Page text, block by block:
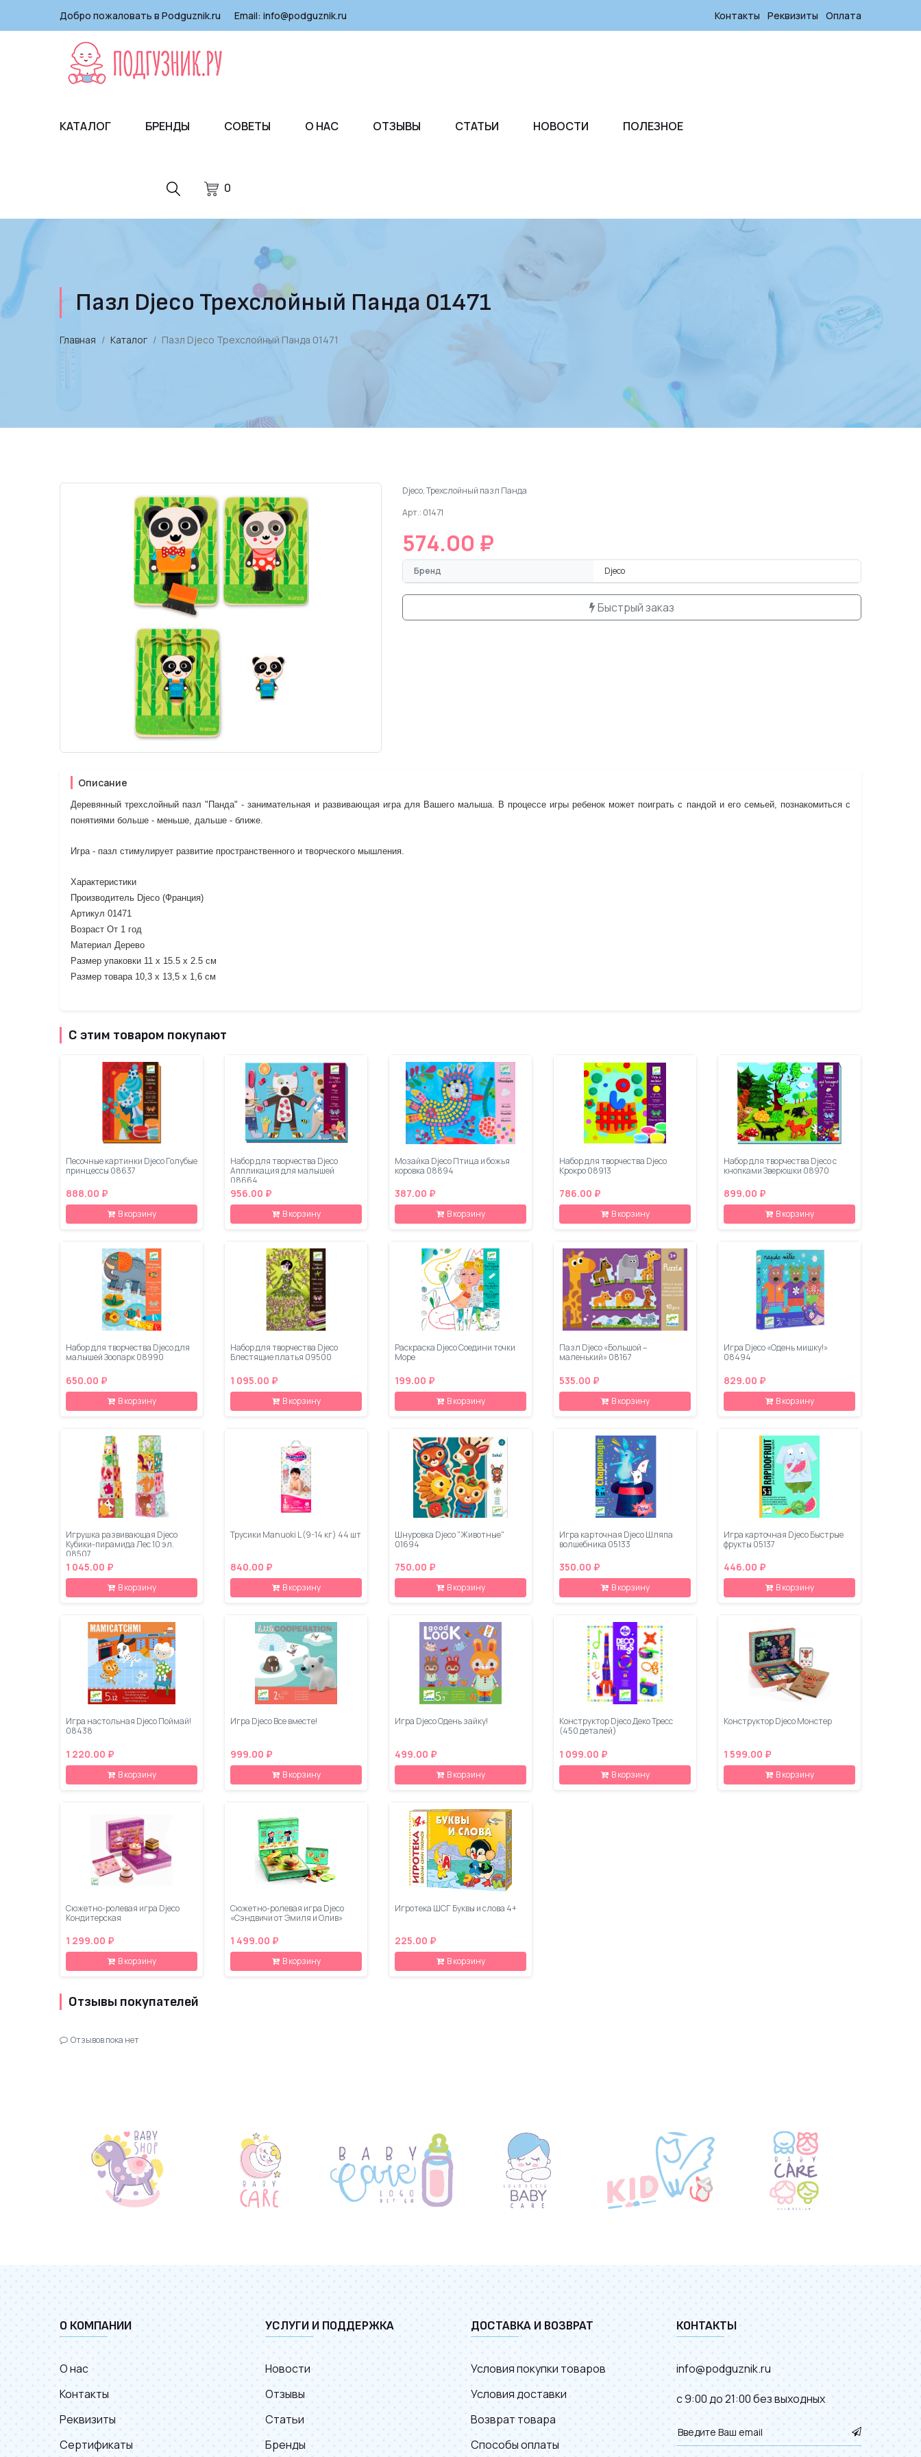
Добро пожаловать в Podguznik.ru Email: info@podguznik.ru Контакты Реквизиты Оплата
0
КАТАЛОГ БРЕНДЫ СОВЕТЫ О НАС ОТЗЫВЫ СТАТЬИ НОВОСТИ ПОЛЕЗНОЕ
Пазл Djeco Трехслойный Панда 01471
Главная Каталог Пазл Djeco Трехслойный Панда 01471
Djeco, Трехслойный пазл Панда
Арт.: 01471
574.00 ₽
Бренд Djeco
Быстрый заказ
Описание
Деревянный трехслойный пазл "Панда" - занимательная и развивающая игра для Вашего малыша. В процессе игры ребенок может поиграть с пандой и его семьей, познакомиться с
понятиями больше - меньше, дальше - ближе.
Игра - пазл стимулирует развитие пространственного и творческого мышления.
Характеристики
Производитель Djeco (Франция)
Артикул 01471
Возраст От 1 год
Материал Дерево
Размер упаковки 11 х 15.5 х 2.5 см
Размер товара 10,3 х 13,5 х 1,6 см
С этим товаром покупают
Песочные картинки Djeco Голубые
принцессы 08637
888.00 ₽
В корзину
Набор для творчества Djeco
Аппликация для малышей
08664
956.00 ₽
В корзину
Мозайка Djeco Птица и божья
коровка 08894
387.00 ₽
В корзину
Набор для творчества Djeco
Крокро 08913
786.00 ₽
В корзину
Набор для творчества Djeco с
кнопками Зверюшки 08970
899.00 ₽
В корзину
Набор для творчества Djeco для
малышей Зоопарк 08990
650.00 ₽
В корзину
Набор для творчества Djeco
Блестящие платья 09500
1 095.00 ₽
В корзину
Раскраска Djeco Соедини точки
Море
199.00 ₽
В корзину
Пазл Djeco «Большой –
маленький» 08167
535.00 ₽
В корзину
Игра Djeco «Одень мишку!»
08494
829.00 ₽
В корзину
Игрушка развивающая Djeco
Кубики-пирамида Лес 10 эл.
08507
1 045.00 ₽
В корзину
Трусики Manuoki L (9-14 кг) 44 шт
840.00 ₽
В корзину
Шнуровка Djeco "Животные"
01694
750.00 ₽
В корзину
Игра карточная Djeco Шляпа
волшебника 05133
350.00 ₽
В корзину
Игра карточная Djeco Быстрые
фрукты 05137
446.00 ₽
В корзину
Игра настольная Djeco Поймай!
08438
1 220.00 ₽
В корзину
Игра Djeco Все вместе!
999.00 ₽
В корзину
Игра Djeco Одень зайку!
499.00 ₽
В корзину
Конструктор Djeco Деко Тресс
(450 деталей)
1 099.00 ₽
В корзину
Конструктор Djeco Монстер
1 599.00 ₽
В корзину
Сюжетно-ролевая игра Djeco
Кондитерская
1 299.00 ₽
В корзину
Сюжетно-ролевая игра Djeco
«Сэндвичи от Эмиля и Олив»
1 499.00 ₽
В корзину
Игротека ШСГ Буквы и слова 4+
225.00 ₽
В корзину
Отзывы покупателей
Отзывов пока нет
О КОМПАНИИ
О нас
Контакты
Реквизиты
Сертификаты
УСЛУГИ И ПОДДЕРЖКА
Новости
Отзывы
Статьи
Бренды
ДОСТАВКА И ВОЗВРАТ
Условия покупки товаров
Условия доставки
Возврат товара
Способы оплаты
КОНТАКТЫ
info@podguznik.ru
с 9:00 до 21:00 без выходных